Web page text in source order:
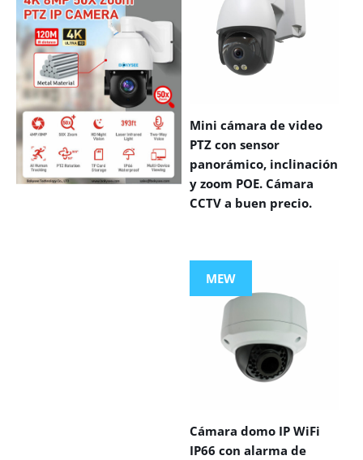
Mini cámara de video
PTZ con sensor
panorámico, inclinación
y zoom POE. Cámara
CCTV a buen precio.
MEW
Cámara domo IP WiFi
IP66 con alarma de